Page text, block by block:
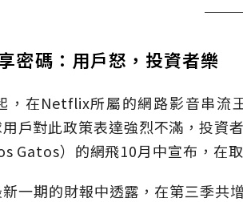
密碼：用戶怒，投資者樂
，在Netflix所屬的網路影音串流
戶對此政策表達強烈不滿，投資
Gatos）的網飛10月中宣布，在
一期的財報中透露，在第三季共